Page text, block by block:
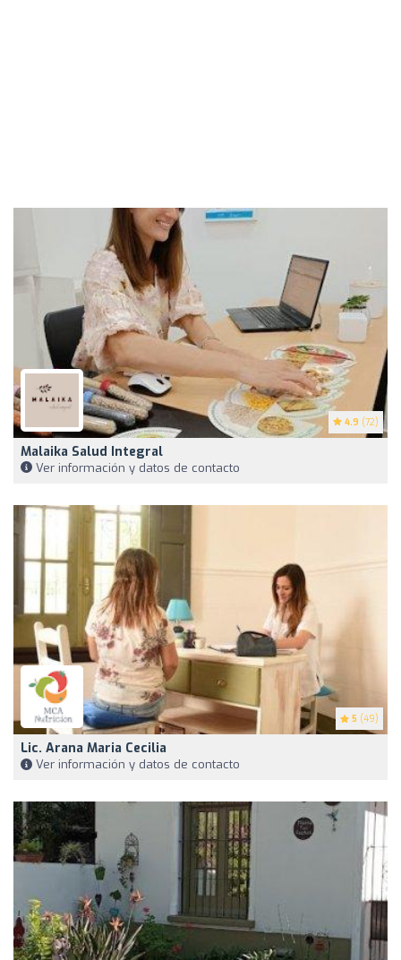
4.9 (72)
Malaika Salud Integral
Ver información y datos de contacto
5 (49)
Lic. Arana Maria Cecilia
Ver información y datos de contacto